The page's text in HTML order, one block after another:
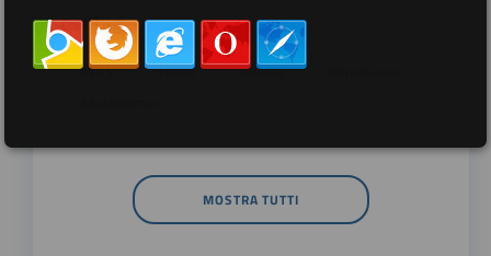
per tag
##DS ##FGU ##Gilda
MOSTRA TUTTI